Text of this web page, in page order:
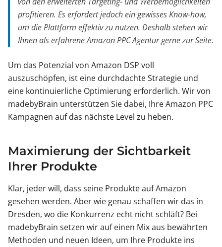
profitieren. Es erfordert jedoch ein gewisses Know-how,
um die Plattform effektiv zu nutzen. Deshalb stehen wir
Ihnen als erfahrene Amazon PPC Agentur gerne zur Seite.
Um das Potenzial von Amazon DSP voll
auszuschöpfen, ist eine durchdachte Strategie und
eine kontinuierliche Optimierung erforderlich. Wir von
madebyBrain unterstützen Sie dabei, Ihre Amazon PPC
Kampagnen auf das nächste Level zu heben.
Maximierung der Sichtbarkeit
Ihrer Produkte
Klar, jeder will, dass seine Produkte auf Amazon
gesehen werden. Aber wie genau schaffen wir das in
Dresden, wo die Konkurrenz echt nicht schläft? Bei
madebyBrain setzen wir auf einen Mix aus bewährten
Methoden und neuen Ideen, um Ihre Produkte ins